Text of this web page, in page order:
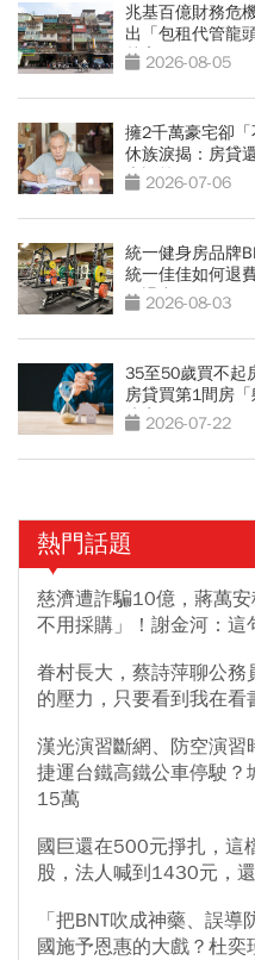
兆基百億財務危
出「包租代管龍
越高？
2026-08-05
擁2千萬豪宅卻
休族淚揭：房貸
大誤算
2026-07-06
統一健身房品牌
統一佳佳如何退
何退出
2026-08-03
35至50歲買不起
房貸買第1間房
決定2026-07-22
熱門話題
慈濟遭詐騙10億，蔣萬
不用採購」！謝金河：這
眷村長大，蔡詩萍聊公
的壓力，只要看到我在看
漢光演習斷網、防空演
捷運台鐵高鐵公車停駛？
15萬
國巨還在500元掙扎，這
股，法人喊到1430元，
「把BNT吹成神藥、誤
國施予恩惠的大戲？杜